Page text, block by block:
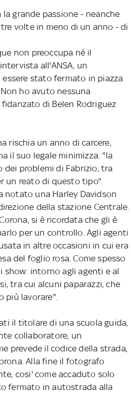
grande passione - neanche
volte in meno di un anno - di
non preoccupa né il
all'ANSA, un
stato fermato in piazza
ho avuto nessuna
di Belen Rodriguez
rischia un anno di carcere,
il suo legale minimizza: "la
problemi di Fabrizio, tra
un reato di questo tipo".
notato una Harley Davidson
della stazione Centrale.
si è ricordata che gli è
per un controllo. Agli agenti
in altre occasioni in cui era
del foglio rosa. Come spesso
show: intorno agli agenti e al
tra cui alcuni paparazzi, che
più lavorare".
il titolare di una scuola guida,
collaboratore, un
prevede il codice della strada,
Alla fine il fotografo
cosi' come accaduto solo
fermato in autostrada alla